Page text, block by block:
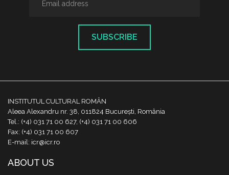
SUBSCRIBE
INSTITUTUL CULTURAL ROMÂN
Aleea Alexandru nr. 38, 011824 București, România
Tel.: (+4) 031 71 00 627, (+4) 031 71 00 606
Fax: (+4) 031 71 00 607
E-mail: icr@icr.ro
ABOUT US